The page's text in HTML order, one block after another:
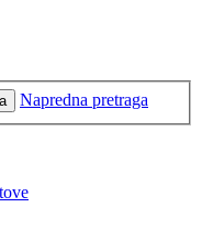
Napredna pretraga